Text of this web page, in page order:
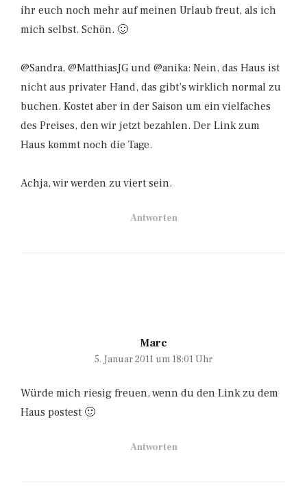
ihr euch noch mehr auf meinen Urlaub freut, als ich
mich selbst. Schön. 🙂
@Sandra, @MatthiasJG und @anika: Nein, das Haus ist
nicht aus privater Hand, das gibt’s wirklich normal zu
buchen. Kostet aber in der Saison um ein vielfaches
des Preises, den wir jetzt bezahlen. Der Link zum
Haus kommt noch die Tage.
Achja, wir werden zu viert sein.
Antworten
Marc
5. Januar 2011 um 18:01 Uhr
Würde mich riesig freuen, wenn du den Link zu dem
Haus postest 🙂
Antworten